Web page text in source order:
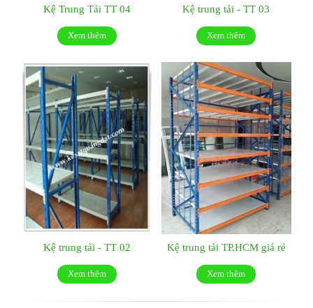
Kệ Trung Tải TT 04
Xem thêm
Kệ trung tải - TT 03
Xem thêm
Kệ trung tải - TT 02
Xem thêm
Kệ trung tải TP.HCM giá rẻ
Xem thêm